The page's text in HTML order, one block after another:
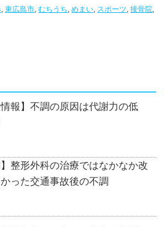
,東広島市 ,むちうち ,めまい スポーツ ,接骨院
情報】不調の原因は代謝力の低
】整形外科の治療ではなかなか改
った交通事故後の不調